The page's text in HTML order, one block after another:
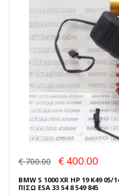
€ 700.00 € 400.00
BMW S 1000 XR HP 19 K49
ΠΙΣΩ ESA 33 54 8 549 845